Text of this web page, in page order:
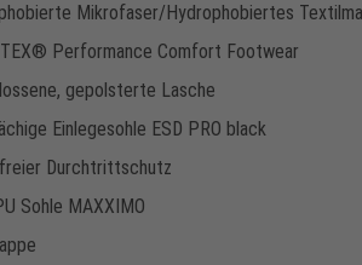
Mikrofaser/Hydrophobiertes
TEX® Performance Comfort Footwear
gepolsterte Lasche
Einlegesohle ESD PRO black
Durchtrittschutz
Sohle MAXXIMO